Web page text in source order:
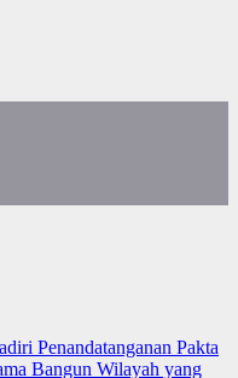
Penandatanganan Pakta
Bangun Wilayah yang